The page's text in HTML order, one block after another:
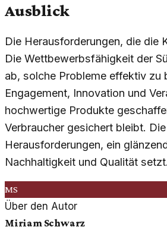
Ausblick
Die Herausforderungen, die die
Die Wettbewerbsfähigkeit der
ab, solche Probleme effektiv zu
Engagement, Innovation und
hochwertige Produkte
Verbraucher gesichert bleibt.
Herausforderungen, ein
Nachhaltigkeit und Qualität setzt.
MS
Über den Autor
Miriam Schwarz